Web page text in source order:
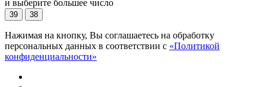
и выберите большее число
39 38
Нажимая на кнопку, Вы соглашаетесь на обработку
персональных данных в соответствии с «Политикой
конфиденциальности»